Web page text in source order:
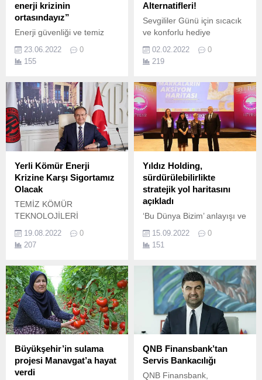
enerji krizinin
ortasındayız”
Enerji güvenliği ve temiz
Sabancı Üniversitesi
İstanbul Uluslararası Enerji
tarafından düzenlenen
“Enerji Güvenliği, Temiz
Enerji & Finansmanın Rolü”
başlıklı konferansta ele
alındı.
23.06.2022
0
155
Alternatifleri!
Sevgililer Günü için sıcacık
ve konforlu hediye
birbirinden farklı trend
seçenekler sunuyor.
02.02.2022
0
219
Yerli Kömür Enerji
Krizine Karşı Sigortamız
Olacak
TEMİZ KÖMÜR
TEKNOLOJİLERİ
GELECEĞİ KONUŞULACAK
Enerji krizine karşı
kömürün enerji
çeşitliliğindeki bugünü ve
geleceği 4.
19.08.2022
0
207
Yıldız Holding,
sürdürülebilirlikte
stratejik yol haritasını
açıkladı
‘Bu Dünya Bizim’ anlayışı ve
tüm paydaşlarına
sürdürülebilir değer yaratma
Yıldız Holding,
sürdürülebilirlikte yeni
stratejik yol haritasını
duyurdu.
15.09.2022
0
151
Büyükşehir’in sulama
projesi Manavgat’a hayat
verdi
QNB Finansbank’tan
Servis Bankacılığı
QNB Finansbank,